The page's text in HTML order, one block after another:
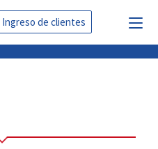
Ingreso de clientes